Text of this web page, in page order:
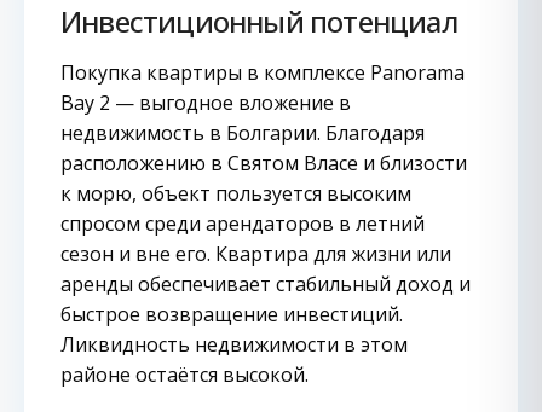
Инвестиционный потенциал
Покупка квартиры в комплексе Panorama
Bay 2 — выгодное вложение в
недвижимость в Болгарии. Благодаря
расположению в Святом Власе и близости
к морю, объект пользуется высоким
спросом среди арендаторов в летний
сезон и вне его. Квартира для жизни или
аренды обеспечивает стабильный доход и
быстрое возвращение инвестиций.
Ликвидность недвижимости в этом
районе остаётся высокой.